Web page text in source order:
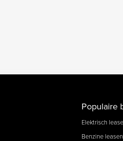
Populaire
Elektrisch
Benzine leasen